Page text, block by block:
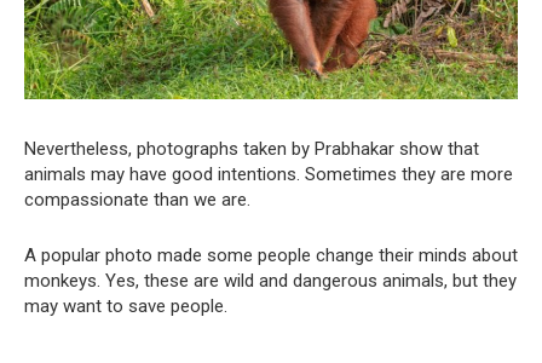
Nevertheless, photographs taken by Prabhakar show that
animals may have good intentions. Sometimes they are more
compassionate than we are.
A popular photo made some people change their minds about
monkeys. Yes, these are wild and dangerous animals, but they
may want to save people.